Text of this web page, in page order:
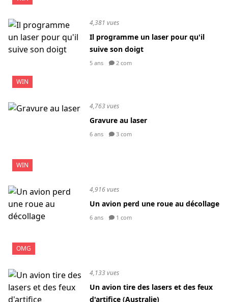
WIN
4,381 vues
Il programme un laser pour qu'il
suive son doigt
5 ans 2 com
WIN
4,763 vues
Gravure au laser
6 ans 3 com
OMG
4,916 vues
Un avion perd une roue au décollage
6 ans 1 com
4,133 vues
Un avion tire des lasers et des feux
d'artifice (Australie)